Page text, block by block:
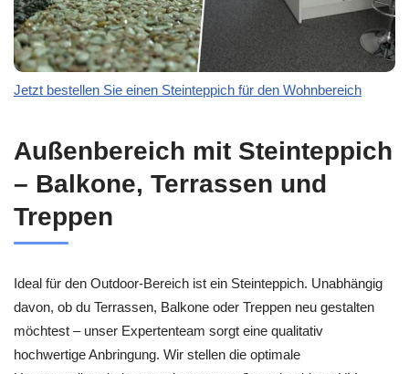
Jetzt bestellen Sie einen Steinteppich für den Wohnbereich
Außenbereich mit Steinteppich
– Balkone, Terrassen und
Treppen
Ideal für den Outdoor-Bereich ist ein Steinteppich. Unabhängig
davon, ob du Terrassen, Balkone oder Treppen neu gestalten
möchtest – unser Expertenteam sorgt eine qualitativ
hochwertige Anbringung. Wir stellen die optimale